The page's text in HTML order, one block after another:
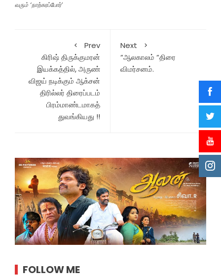
வரும் ‘நாற்கரப்போர்’
Prev
கிரிஷ் திருக்குமரன்
இயக்கத்தில், அருண்
விஜய் நடிக்கும் ஆக்சன்
திரில்லர் திரைப்படம்
பிரம்மாண்டமாகத்
துவங்கியது !!
Next
“ஆலகாலம் “திரை
விமர்சனம்.
FOLLOW ME